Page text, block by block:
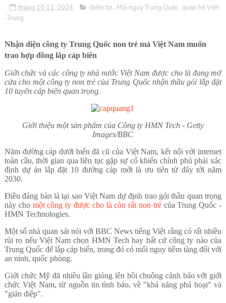
tháng 10 11, 2024 điểm tin, Mối nguy Trung Quốc, quan hệ Việt
-Trung
Nhận diện công ty Trung Quốc non trẻ mà Việt Nam muốn
trao hợp đồng lắp cáp biển
Giới chức và các công ty nhà nước Việt Nam được cho là đang mở
cửa cho một công ty non trẻ của Trung Quốc nhận thầu gói lắp đặt
10 tuyến cáp biển quan trọng.
Giới thiệu một sản phẩm của Công ty HMN Tech - Getty
Images/BBC
Năm đường cáp dưới biển đã cũ của Việt Nam, kết nối với internet
toàn cầu, thời gian qua liên tục gặp sự cố khiến chính phủ phải xác
định dự án lắp đặt 10 đường cáp mới là ưu tiên từ đây tới năm
2030.
Điều đáng bàn là tại sao Việt Nam dự định trao gói thầu quan trọng
này cho một công ty được cho là còn rất non trẻcủa Trung Quốc -
HMN Technologies.
Một số nhà quan sát nói với BBC News tiếng Việt rằng có rất nhiều
rủi ro nếu Việt Nam chọn HMN Tech hay bất cứ công ty nào của
Trung Quốc để lắp cáp biển, trong đó có mối nguy tiềm tàng đối với
an ninh, quốc phòng.
Giới chức Mỹ đã nhiều lần gióng lên hồi chuông cảnh báo với giới
chức Việt Nam, từ nguồn tin tình báo, về "khả năng phá hoại" và
"gián điệp".